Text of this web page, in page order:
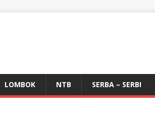
LOMBOK NTB SERBA – SERBI